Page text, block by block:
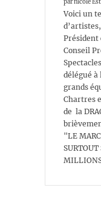
Voici un
Président
Conseil
délégué
grands
Chartres
de la
"LE
SURTOUT